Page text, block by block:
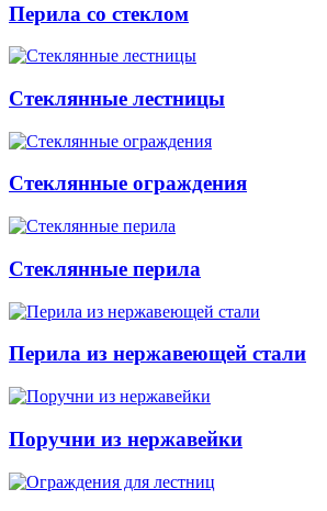
Перила со стеклом
Стеклянные лестницы
Стеклянные ограждения
Стеклянные перила
Перила из нержавеющей стали
Поручни из нержавейки